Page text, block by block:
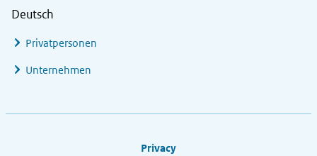
Deutsch
Privatpersonen
Unternehmen
Privacy